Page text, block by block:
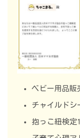
ベビー用品販
チャイルドシ
抱っこ紐検定